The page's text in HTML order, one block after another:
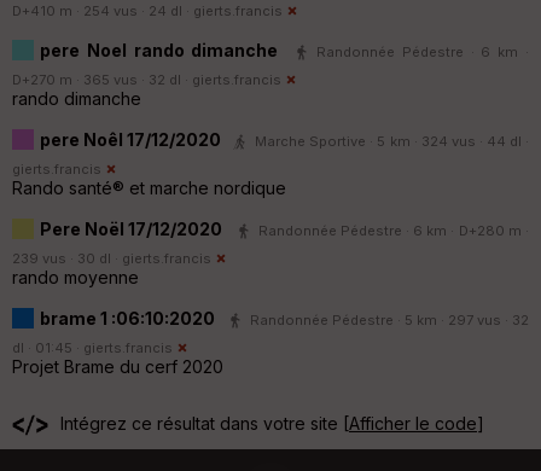
D+410 m · 254 vus · 24 dl · gierts.francis
pere Noel rando dimanche
Randonnée Pédestre · 6 km ·
D+270 m · 365 vus · 32 dl · gierts.francis
rando dimanche
pere Noêl 17/12/2020
Marche Sportive · 5 km · 324 vus · 44 dl ·
gierts.francis
Rando santé® et marche nordique
Pere Noël 17/12/2020
Randonnée Pédestre · 6 km · D+280 m ·
239 vus · 30 dl · gierts.francis
rando moyenne
brame 1 :06:10:2020
Randonnée Pédestre · 5 km · 297 vus · 32
dl · 01:45 · gierts.francis
Projet Brame du cerf 2020
Intégrez ce résultat dans votre site [Afficher le code]